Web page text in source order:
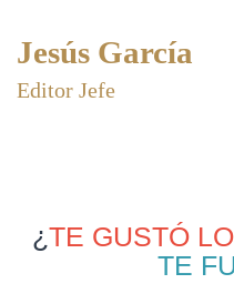
Jesús García
Editor Jefe
¿TE GUSTÓ
TE